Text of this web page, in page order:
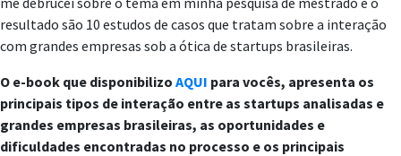
resultado são 10 estudos de casos que tratam sobre a interação
com grandes empresas sob a ótica de startups brasileiras.
O e-book que disponibilizo AQUI para vocês, apresenta os
principais tipos de interação entre as startups analisadas e
grandes empresas brasileiras, as oportunidades e
dificuldades encontradas no processo e os principais